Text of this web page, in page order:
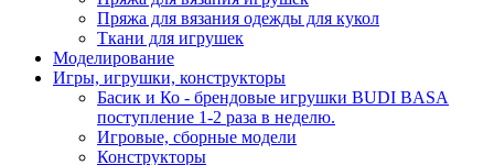
Пряжа для вязания одежды для кукол
Ткани для игрушек
Моделирование
Игры, игрушки, конструкторы
Басик и Ко - брендовые игрушки BUDI BASA
поступление 1-2 раза в неделю.
Игровые, сборные модели
Конструкторы